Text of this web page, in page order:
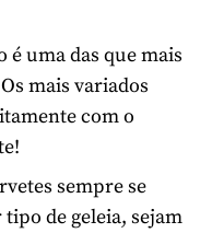
é uma das que mais
mais variados
com o
sempre se
de geleia, sejam